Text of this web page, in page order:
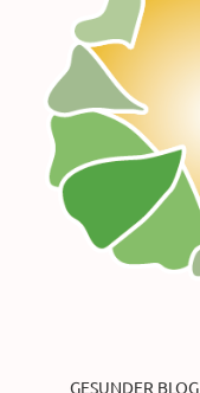
GESUNDER BLOG